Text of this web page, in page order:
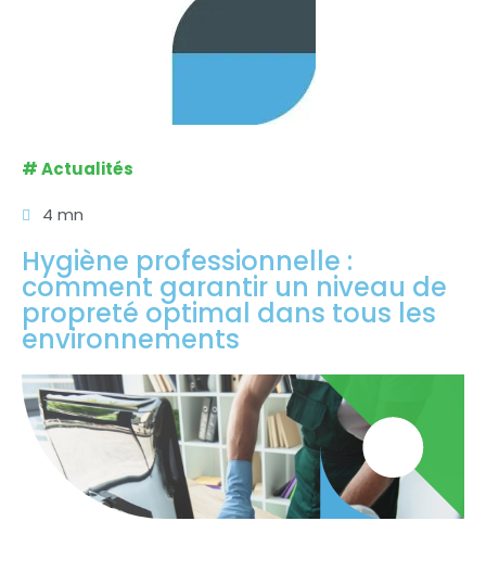
#Actualités
4 mn
Hygiène professionnelle :
comment garantir un niveau de
propreté optimal dans tous les
environnements